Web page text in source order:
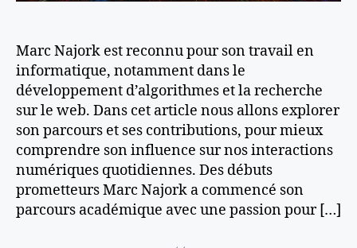
Marc Najork est reconnu pour son travail en
informatique, notamment dans le
développement d’algorithmes et la recherche
sur le web. Dans cet article nous allons explorer
son parcours et ses contributions, pour mieux
comprendre son influence sur nos interactions
numériques quotidiennes. Des débuts
prometteurs Marc Najork a commencé son
parcours académique avec une passion pour […]